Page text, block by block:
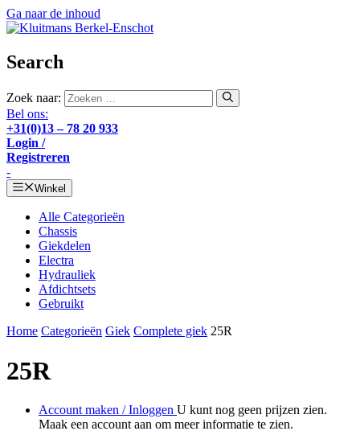
Ga naar de inhoud
Search
Zoek naar:
Bel ons:
+31(0)13 – 78 20 933
Login /
Registreren
-
Winkel
Alle Categorieën
Chassis
Giekdelen
Electra
Hydrauliek
Afdichtsets
Gebruikt
Home Categorieën Giek Complete giek 25R
25R
Account maken / Inloggen U kunt nog geen prijzen zien.
Maak een account aan om meer informatie te zien.